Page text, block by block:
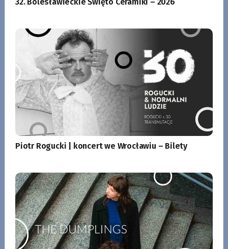
Piotr Rogucki | koncert we Wrocławiu – Bilety